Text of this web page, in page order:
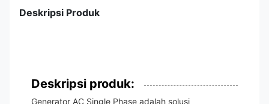
Deskripsi Produk
Deskripsi produk:
Generator AC Single Phase adalah solusi